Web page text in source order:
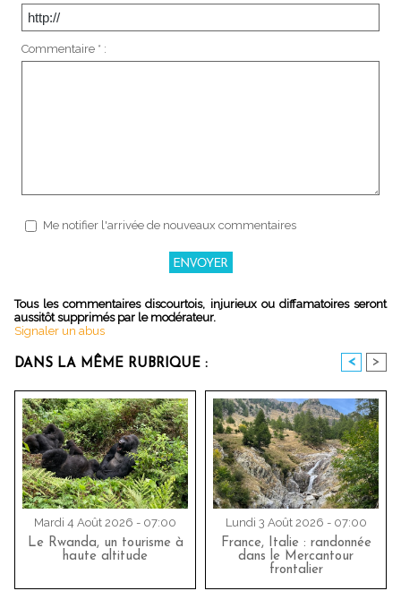
Commentaire * :
Me notifier l'arrivée de nouveaux commentaires
Tous les commentaires discourtois, injurieux ou diffamatoires seront
aussitôt supprimés par le modérateur.
Signaler un abus
DANS LA MÊME RUBRIQUE : < >
Mardi 4 Août 2026 - 07:00
Le Rwanda, un tourisme à
haute altitude
Lundi 3 Août 2026 - 07:00
France, Italie : randonnée
dans le Mercantour
frontalier